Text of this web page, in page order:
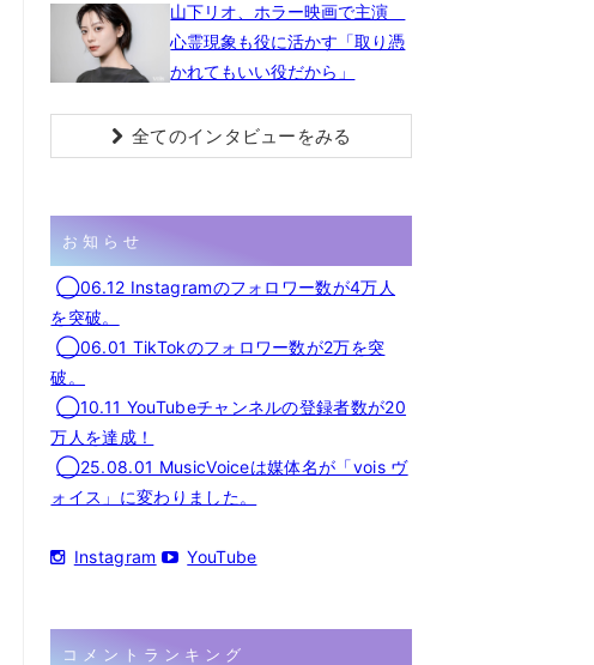
山下リオ、ホラー映画で主演
心霊現象も役に活かす「取り憑
かれてもいい役だから」
全てのインタビューをみる
お知らせ
◯06.12 Instagramのフォロワー数が4万人
を突破。
◯06.01 TikTokのフォロワー数が2万を突
破。
◯10.11 YouTubeチャンネルの登録者数が20
万人を達成！
◯25.08.01 MusicVoiceは媒体名が「vois ヴ
ォイス」に変わりました。
Instagram YouTube
コメントランキング